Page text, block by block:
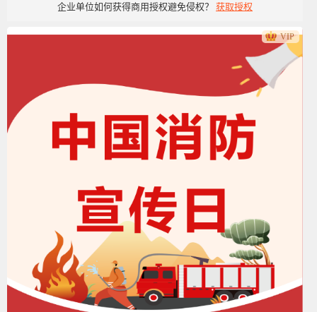
企业单位如何获得商用授权避免侵权？ 获取授权
VIP